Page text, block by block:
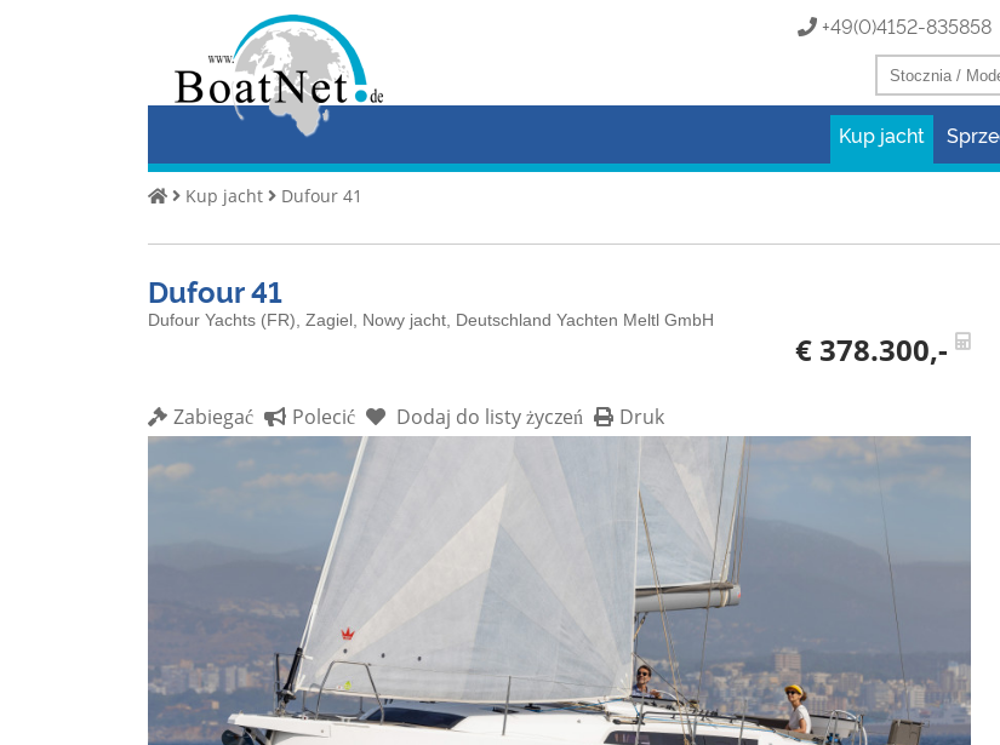
sprzedawca
Finansowanie
Skradzione
łodzie
+49(0)4152-
Kup jacht
Kup jacht Dufour 41
Dufour 41
Dufour Yachts (FR), Zagiel, Nowy jacht, Deutschland Yachten Meltl GmbH
€ 378.300,-
Zabiegać Polecić Dodaj do listy życzeń Druk